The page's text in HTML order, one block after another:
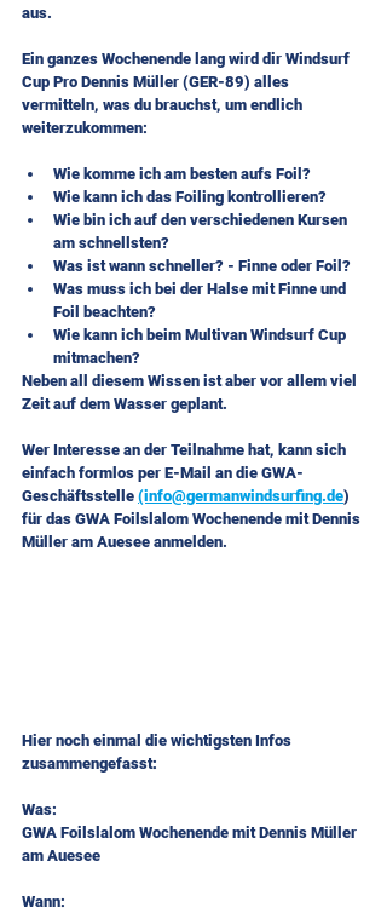
aus.
Ein ganzes Wochenende lang wird dir Windsurf
Cup Pro Dennis Müller (GER-89) alles
vermitteln, was du brauchst, um endlich
weiterzukommen:
Wie komme ich am besten aufs Foil?
Wie kann ich das Foiling kontrollieren?
Wie bin ich auf den verschiedenen Kursen
am schnellsten?
Was ist wann schneller? - Finne oder Foil?
Was muss ich bei der Halse mit Finne und
Foil beachten?
Wie kann ich beim Multivan Windsurf Cup
mitmachen?
Neben all diesem Wissen ist aber vor allem viel
Zeit auf dem Wasser geplant.
Wer Interesse an der Teilnahme hat, kann sich
einfach formlos per E-Mail an die GWA-
Geschäftsstelle (info@germanwindsurfing.de)
für das GWA Foilslalom Wochenende mit Dennis
Müller am Auesee anmelden.
Hier noch einmal die wichtigsten Infos
zusammengefasst:
Was:
GWA Foilslalom Wochenende mit Dennis Müller
am Auesee
Wann: